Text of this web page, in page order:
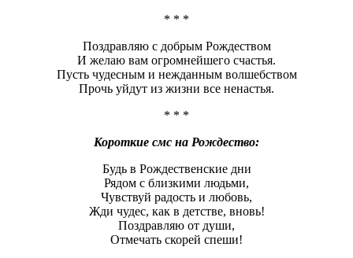
* * *
Поздравляю с добрым Рождеством
И желаю вам огромнейшего счастья.
Пусть чудесным и нежданным волшебством
Прочь уйдут из жизни все ненастья.
* * *
Короткие смс на Рождество:
Будь в Рождественские дни
Рядом с близкими людьми,
Чувствуй радость и любовь,
Жди чудес, как в детстве, вновь!
Поздравляю от души,
Отмечать скорей спеши!